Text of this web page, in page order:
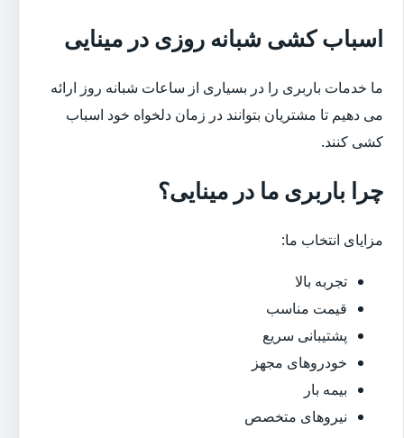
اسباب کشی شبانه روزی در مینایی
ما خدمات باربری را در بسیاری از ساعات شبانه روز ارائه
می دهیم تا مشتریان بتوانند در زمان دلخواه خود اسباب
کشی کنند.
چرا باربری ما در مینایی؟
مزایای انتخاب ما:
تجربه بالا
قیمت مناسب
پشتیبانی سریع
خودروهای مجهز
بیمه بار
نیروهای متخصص